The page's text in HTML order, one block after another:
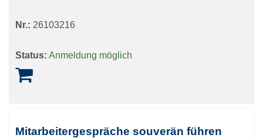
Nr.: 26103216
Status: Anmeldung möglich
Mitarbeitergespräche souverän führen